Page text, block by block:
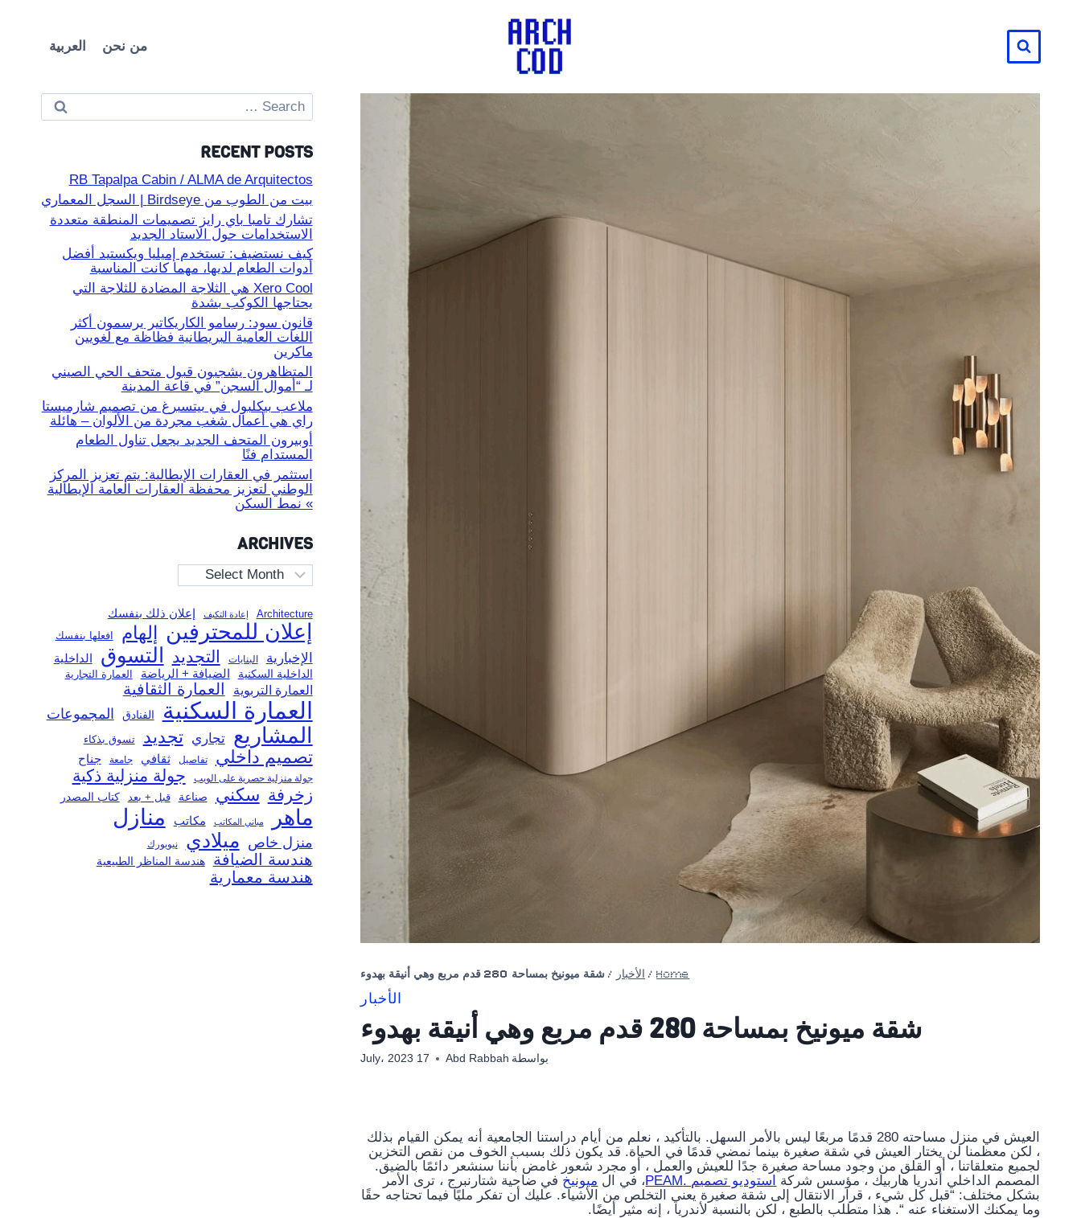
المحتوى
من نحن العربية
Home
/ الأخبار / شقة ميونيخ بمساحة 280 قدم مربع وهي أنيقة بهدوء
الأخبار
شقة ميونيخ بمساحة 280 قدم مربع وهي أنيقة بهدوء
بواسطة Abd Rabbah 17 July، 2023
العيش في منزل مساحته 280 قدمًا مربعًا ليس بالأمر السهل. بالتأكيد ، نعلم من أيام دراستنا الجامعية أنه يمكن القيام بذلك
، لكن معظمنا لن يختار العيش في شقة صغيرة بينما نمضي قدمًا في الحياة. قد يكون ذلك بسبب الخوف من نقص التخزين
لجميع متعلقاتنا ، أو القلق من وجود مساحة صغيرة جدًا للعيش والعمل ، أو مجرد شعور غامض بأننا سنشعر دائمًا بالضيق.
المصمم الداخلي أندريا هاربيك ، مؤسس شركة
استوديو تصميم .PEAM ، في ال ميونيخ في ضاحية شتارنبرج ، ترى الأمر
بشكل مختلف: “قبل كل شيء ، قرار الانتقال إلى شقة صغيرة يعني التخلص من الأشياء. عليك أن تفكر مليًا فيما تحتاجه حقًا
وما يمكنك الاستغناء عنه “. هذا متطلب بالطبع ، لكن بالنسبة لأندريا ، إنه مثير أيضًا.
Search
for:
RECENT POSTS
RB Tapalpa Cabin / ALMA de Arquitectos
بيت من الطوب من Birdseye | السجل المعماري
تشارك تامبا باي رايز تصميمات المنطقة متعددة
الاستخدامات حول الاستاد الجديد
كيف نستضيف: تستخدم إميليا ويكستيد أفضل
أدوات الطعام لديها، مهما كانت المناسبة
Xero Cool هي الثلاجة المضادة للثلاجة التي
يحتاجها الكوكب بشدة
قانون سود: رسامو الكاريكاتير يرسمون أكثر
اللغات العامية البريطانية فظاظة مع لغويين
ماكرين
المتظاهرون يشجبون قبول متحف الحي الصيني
لـ “أموال السجن” في قاعة المدينة
ملاعب بيكلبول في بيتسبرغ من تصميم شارميستا
راي هي أعمال شغب مجردة من الألوان – هائلة
أوبيرون المتحف الجديد يجعل تناول الطعام
المستدام فنًا
استثمر في العقارات الإيطالية: يتم تعزيز المركز
الوطني لتعزيز محفظة العقارات العامة الإيطالية
» نمط السكن
ARCHIVES
Archives
Architecture إعادة التكيف إعلان ذلك بنفسك
إعلان للمحترفين إلهام افعلها بنفسك
الإخبارية البنايات التجديد التسوق الداخلية
الداخلية السكنية الضيافة + الرياضة العمارة التجارية
العمارة التربوية العمارة الثقافية
العمارة السكنية الفنادق المجموعات
المشاريع تجاري تجديد تسوق بذكاء
تصميم داخلي تفاصيل ثقافي جامعة جناح
جولة منزلية حصرية على الويب
جولة منزلية ذكية
زخرفة سكني صناعة قبل + بعد كتاب المصدر
ماهر مباني المكاتب مكاتب منازل
منزل خاص ميلادي نيويورك
هندسة الضيافة هندسة المناظر الطبيعية
هندسة معمارية